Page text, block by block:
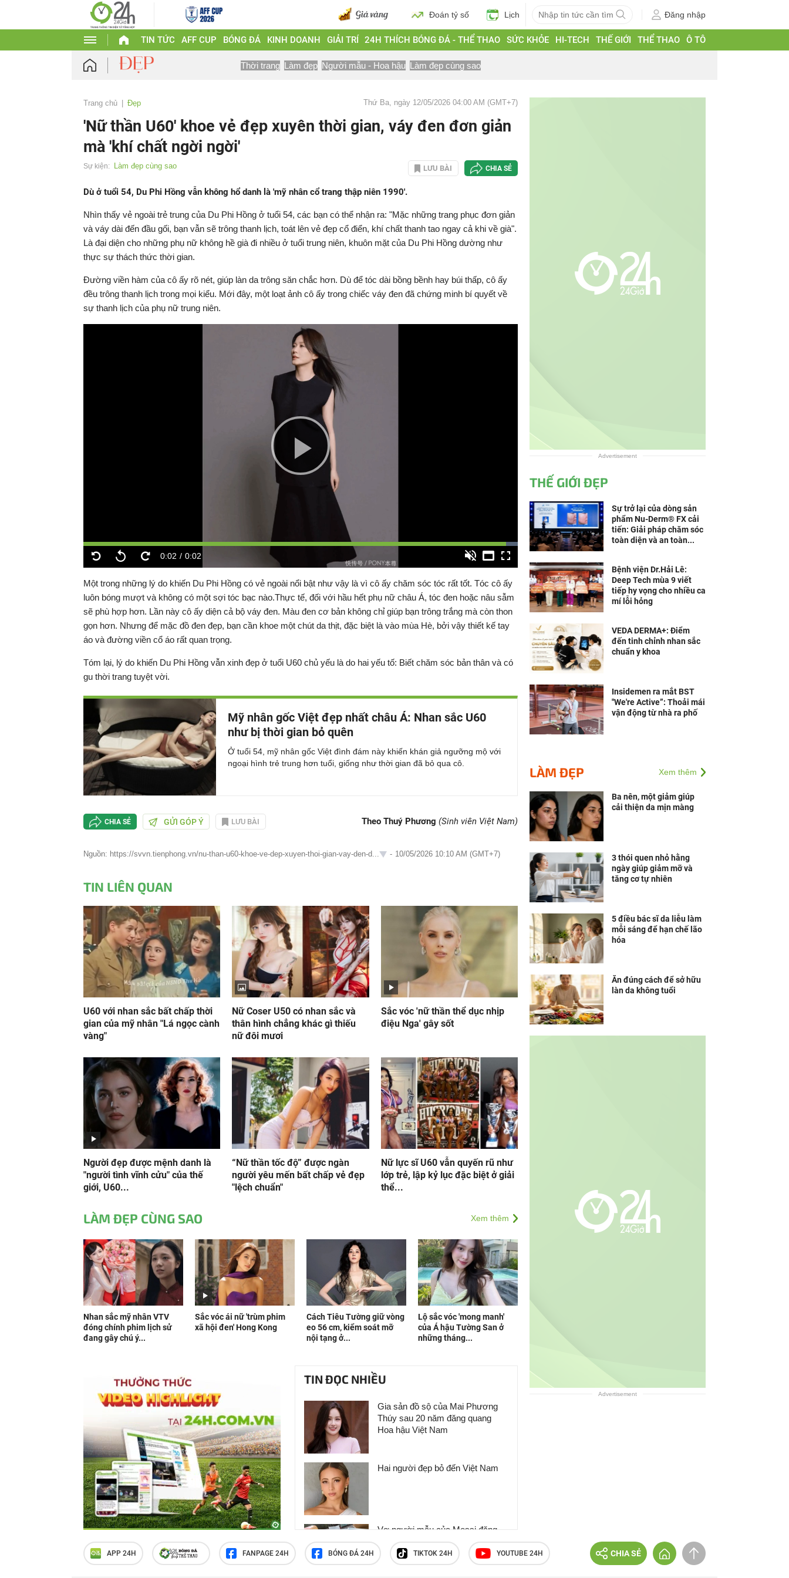
Đoán tỷ số Lịch Đăng nhập
TIN TỨC AFF CUP BÓNG ĐÁ KINH DOANH GIẢI TRÍ 24H THÍCH BÓNG ĐÁ - THỂ THAO SỨC KHỎE HI-TECH THẾ GIỚI THỂ THAO Ô TÔ
Thời trang Làm đẹp Người mẫu - Hoa hậu Làm đẹp cùng sao
Trang chủ Đẹp Thứ Ba, ngày 12/05/2026 04:00 AM (GMT+7)
'Nữ thần U60' khoe vẻ đẹp xuyên thời gian, váy đen đơn giản
mà 'khí chất ngời ngời'
Sự kiện: Làm đẹp cùng sao LƯU BÀI CHIA SẺ
Dù ở tuổi 54, Du Phi Hồng vẫn không hổ danh là 'mỹ nhân cổ trang thập niên 1990'.
Nhìn thấy vẻ ngoài trẻ trung của Du Phi Hồng ở tuổi 54, các bạn có thể nhận ra: "Mặc những trang phục đơn giản
và váy dài đến đầu gối, bạn vẫn sẽ trông thanh lịch, toát lên vẻ đẹp cổ điển, khí chất thanh tao ngay cả khi về già".
Là đại diện cho những phụ nữ không hề già đi nhiều ở tuổi trung niên, khuôn mặt của Du Phi Hồng dường như
thực sự thách thức thời gian.
Đường viền hàm của cô ấy rõ nét, giúp làn da trông săn chắc hơn. Dù để tóc dài bồng bềnh hay búi thấp, cô ấy
đều trông thanh lịch trong mọi kiểu. Mới đây, một loạt ảnh cô ấy trong chiếc váy đen đã chứng minh bí quyết về
sự thanh lịch của phụ nữ trung niên.
Play
Video
Backward
Replay
Forward
Thời
gian
tại
0:02 / Duration
0:02
Đã
100.00%
Toàn
màn
Bật
âm
Một trong những lý do khiến Du Phi Hồng có vẻ ngoài nổi bật như vậy là vì cô ấy chăm sóc tóc rất tốt. Tóc cô ấy
luôn bóng mượt và không có một sợi tóc bạc nào.Thực tế, đối với hầu hết phụ nữ châu Á, tóc đen hoặc nâu sẫm
sẽ phù hợp hơn. Lần này cô ấy diện cả bộ váy đen. Màu đen cơ bản không chỉ giúp bạn trông trắng mà còn thon
gọn hơn. Nhưng để mặc đồ đen đẹp, bạn cần khoe một chút da thịt, đặc biệt là vào mùa Hè, bởi vậy thiết kế tay
áo và đường viền cổ áo rất quan trọng.
Tóm lại, lý do khiến Du Phi Hồng vẫn xinh đẹp ở tuổi U60 chủ yếu là do hai yếu tố: Biết chăm sóc bản thân và có
gu thời trang tuyệt vời.
Mỹ nhân gốc Việt đẹp nhất châu Á: Nhan sắc U60
như bị thời gian bỏ quên
Ở tuổi 54, mỹ nhân gốc Việt đình đám này khiến khán giả ngưỡng mộ với
ngoại hình trẻ trung hơn tuổi, giống như thời gian đã bỏ qua cô.
CHIA SẺ GỬI GÓP Ý LƯU BÀI Theo Thuý Phương (Sinh viên Việt Nam)
Nguồn: https://svvn.tienphong.vn/nu-than-u60-khoe-ve-dep-xuyen-thoi-gian-vay-den-d... - 10/05/2026 10:10 AM (GMT+7)
TIN LIÊN QUAN
U60 với nhan sắc bất chấp thời
gian của mỹ nhân "Lá ngọc cành
vàng"
Nữ Coser U50 có nhan sắc và
thân hình chẳng khác gì thiếu
nữ đôi mươi
Sắc vóc 'nữ thần thể dục nhịp
điệu Nga' gây sốt
Người đẹp được mệnh danh là
"người tình vĩnh cửu" của thế
giới, U60...
“Nữ thần tốc độ” được ngàn
người yêu mến bất chấp vẻ đẹp
"lệch chuẩn"
Nữ lực sĩ U60 vẫn quyến rũ như
lớp trẻ, lập kỷ lục đặc biệt ở giải
thể...
LÀM ĐẸP CÙNG SAO Xem thêm
Nhan sắc mỹ nhân VTV
đóng chính phim lịch sử
đang gây chú ý...
Sắc vóc ái nữ 'trùm phim
xã hội đen' Hong Kong
Cách Tiêu Tường giữ vòng
eo 56 cm, kiểm soát mỡ
nội tạng ở...
Lộ sắc vóc 'mong manh'
của Á hậu Tường San ở
những tháng...
TIN ĐỌC NHIỀU
Gia sản đồ sộ của Mai Phương
Thúy sau 20 năm đăng quang
Hoa hậu Việt Nam
Hai người đẹp bỏ đến Việt Nam
Vợ người mẫu của Messi đăng
ảnh mặc bikini và phản ứng của
bạn gái Ronaldo
Advertisement
THẾ GIỚI ĐẸP
Sự trở lại của dòng sản
phẩm Nu-Derm® FX cải
tiến: Giải pháp chăm sóc
toàn diện và an toàn...
Bệnh viện Dr.Hải Lê:
Deep Tech mùa 9 viết
tiếp hy vọng cho nhiều ca
mí lỗi hỏng
VEDA DERMA+: Điểm
đến tinh chỉnh nhan sắc
chuẩn y khoa
Insidemen ra mắt BST
"We're Active”: Thoải mái
vận động từ nhà ra phố
LÀM ĐẸP Xem thêm
Ba nên, một giảm giúp
cải thiện da mịn màng
3 thói quen nhỏ hằng
ngày giúp giảm mỡ và
tăng cơ tự nhiên
5 điều bác sĩ da liễu làm
mỗi sáng để hạn chế lão
hóa
Ăn đúng cách để sở hữu
làn da không tuổi
Advertisement
APP 24H FANPAGE 24H BÓNG ĐÁ 24H TIKTOK 24H YOUTUBE 24H CHIA SẺ